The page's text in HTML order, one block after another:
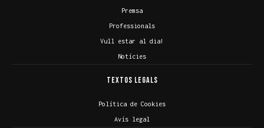
Premsa
Professionals
Vull estar al dia!
Notícies
Textos legals
Política de Cookies
Avís legal